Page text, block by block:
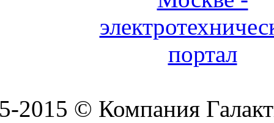
2015 © Компания